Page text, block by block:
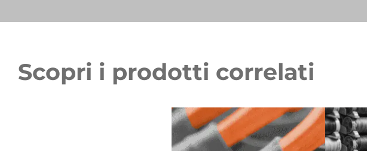
Scopri i prodotti correlati